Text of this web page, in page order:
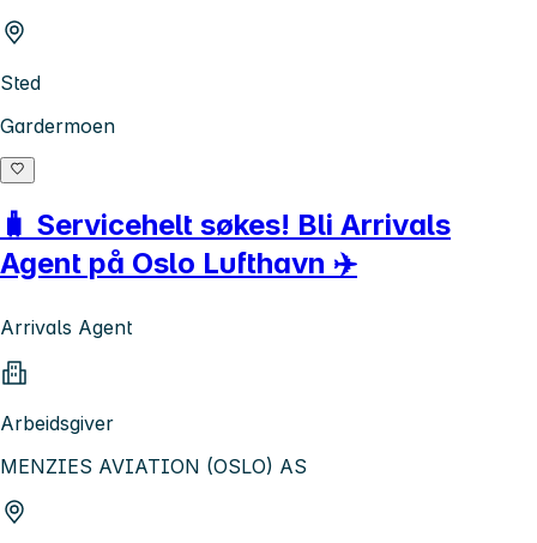
Sted
Gardermoen
🧳 Servicehelt søkes! Bli Arrivals
Agent på Oslo Lufthavn ✈️
Arrivals Agent
Arbeidsgiver
MENZIES AVIATION (OSLO) AS